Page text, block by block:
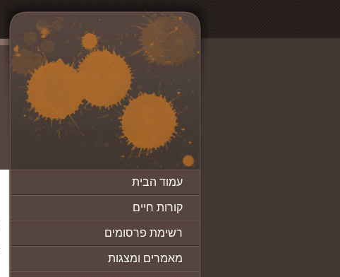
עמוד הבית
קורות חיים
רשימת פרסומים
מאמרים ומצגות